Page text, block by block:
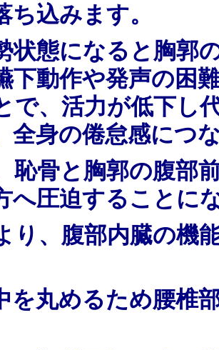
ち込みます。
状態になると胸郭
下動作や発声の困
で、活力が低下し
全身の倦怠感につ
恥骨と胸郭の腹部
へ圧迫することに
り、腹部内臓の機
を丸めるため腰椎